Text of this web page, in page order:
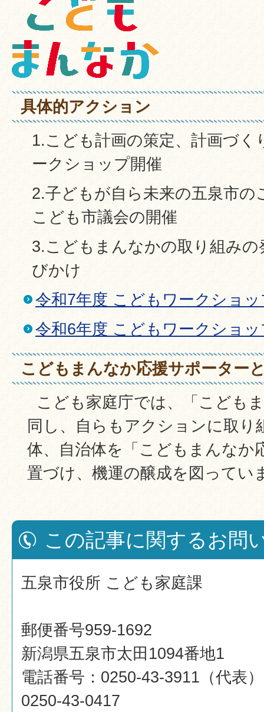
具体的アクション
1.こども計画の策定、計画づ
ークショップ開催
2.子どもが自ら未来の五泉市の
こども市議会の開催
3.こどもまんなかの取り組み
びかけ
令和7年度 こどもワークショ
令和6年度 こどもワークショ
こどもまんなか応援サポーター
こども家庭庁では、「こども
同し、自らもアクションに取り
体、自治体を「こどもまんなか
置づけ、機運の醸成を図ってい
この記事に関するお問
五泉市役所 こども家庭課
郵便番号959-1692
新潟県五泉市太田1094番地1
電話番号：0250-43-3911（代表
0250-43-0417